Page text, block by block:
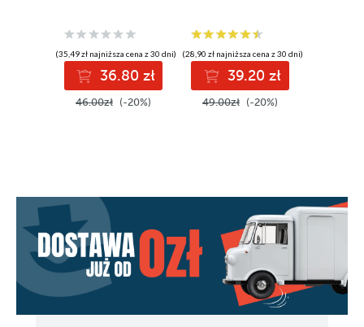
Rozdział 17
Rozdział 18
Rozdział 19
Rozdział 22
Rozdział 23
Rozdział 24
Rozdział 25
Rozdział 26
(35,49 zł najniższa cena z 30 dni)
36.80 zł
46.00zł (-20%)
(28,90 zł najniższa cena z 30 dni)
39.20 zł
49.00zł (-20%)